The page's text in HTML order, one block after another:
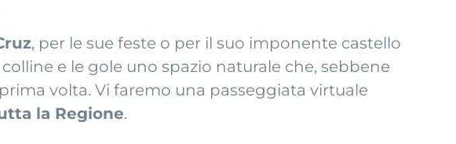
, per le sue feste o per il suo imponente castello
e le gole uno spazio naturale che, sebbene
volta. Vi faremo una passeggiata virtuale
la Regione.